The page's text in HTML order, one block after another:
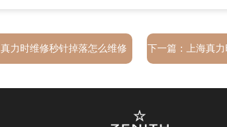
真力时维修秒针掉落怎么维修 下一篇： 上海真